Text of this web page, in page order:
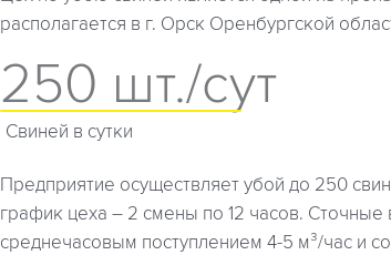
располагается в г. Орск Оренбургской
250 шт./сут
Свиней в сутки
Предприятие осуществляет убой до 250
график цеха – 2 смены по 12 часов.
среднечасовым поступлением 4-5 м³/час и